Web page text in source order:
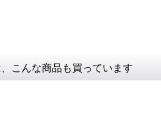
こんな商品も買っています